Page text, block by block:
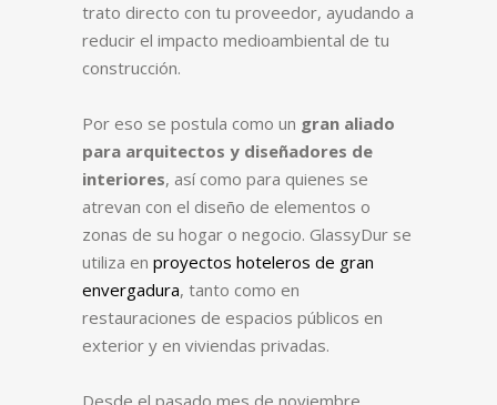
trato directo con tu proveedor, ayudando a
reducir el impacto medioambiental de tu
construcción.
Por eso se postula como un gran aliado
para arquitectos y diseñadores de
interiores, así como para quienes se
atrevan con el diseño de elementos o
zonas de su hogar o negocio. GlassyDur se
utiliza en proyectos hoteleros de gran
envergadura, tanto como en
restauraciones de espacios públicos en
exterior y en viviendas privadas.